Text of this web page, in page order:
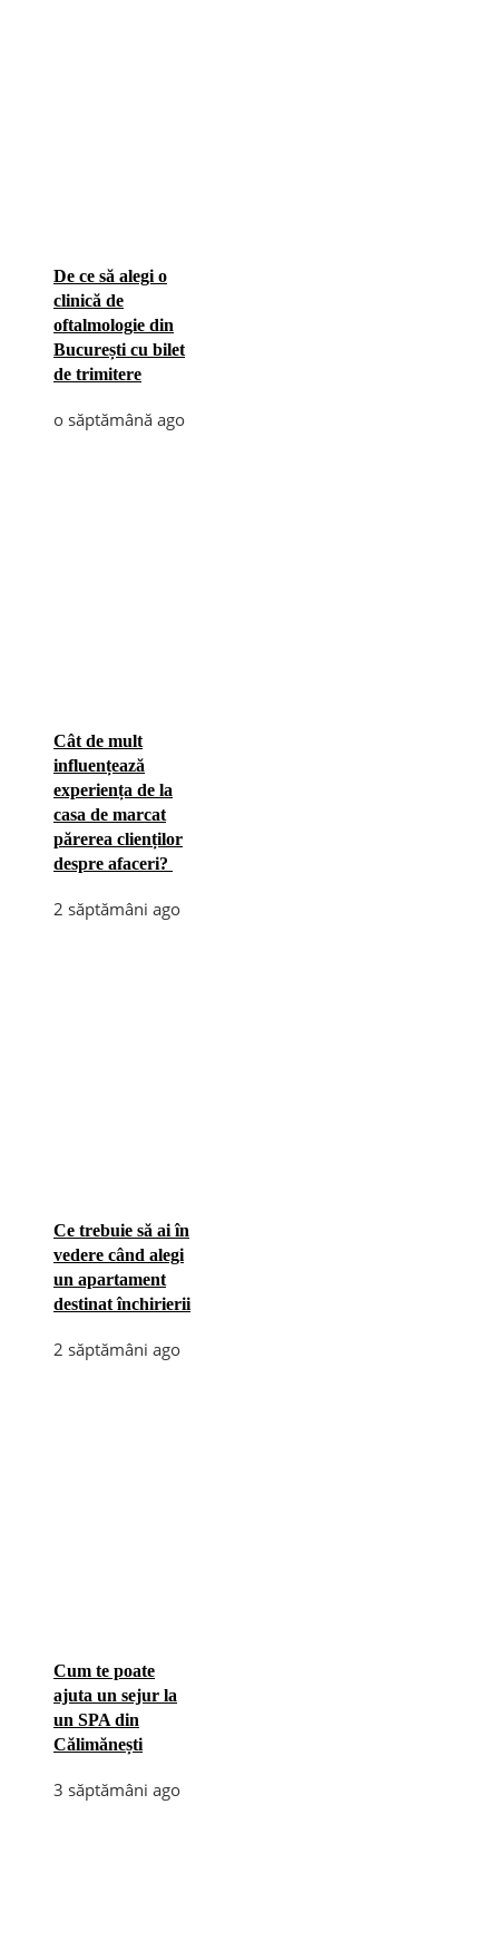
De ce să alegi o
clinică de
oftalmologie din
București cu bilet
de trimitere
o săptămână ago
Cât de mult
influențează
experiența de la
casa de marcat
părerea clienților
despre afaceri?
2 săptămâni ago
Ce trebuie să ai în
vedere când alegi
un apartament
destinat închirierii
2 săptămâni ago
Cum te poate
ajuta un sejur la
un SPA din
Călimănești
3 săptămâni ago